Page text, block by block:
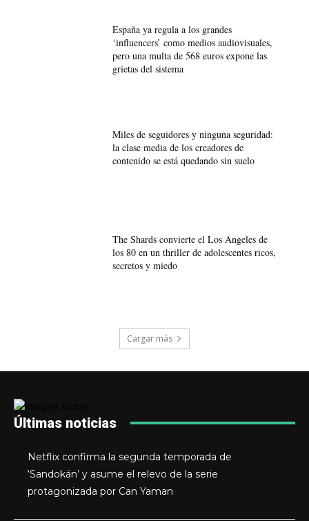
España ya regula a los grandes
‘influencers’ como medios audiovisuales,
pero una multa de 568 euros expone las
grietas del sistema
Miles de seguidores y ninguna seguridad:
la clase media de los creadores de
contenido se está quedando sin suelo
The Shards convierte el Los Ángeles de
los 80 en un thriller de adolescentes ricos,
secretos y miedo
Cargar más
Últimas noticias
Netflix confirma la segunda temporada de
‘Sandokán’ y asume el relevo de la serie
protagonizada por Can Yaman